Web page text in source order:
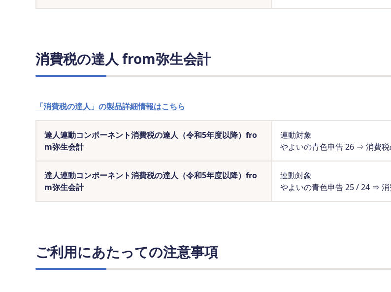
消費税の達人 from弥生会計
「消費税の達人」の製品詳細情報はこちら
達人連動コンポーネント消費税の達人（令和5年度以降）fro
m弥生会計
連動対象
やよいの青色申告 26 ⇒ 消費税
達人連動コンポーネント消費税の達人（令和5年度以降）fro
m弥生会計
連動対象
やよいの青色申告 25 / 24 ⇒ 消
ご利用にあたっての注意事項